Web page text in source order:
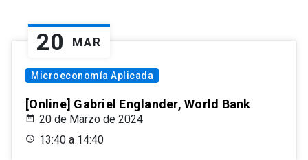
20 MAR
Microeconomía Aplicada
[Online] Gabriel Englander, World Bank
20 de Marzo de 2024
13:40 a 14:40